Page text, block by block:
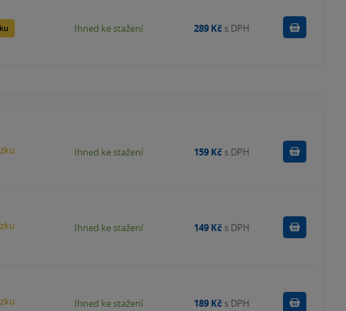
Ihned ke stažení 289 Kč s DPH Koupit
Ihned ke stažení 159 Kč s DPH Koupit
Ihned ke stažení 149 Kč s DPH Koupit
Ihned ke stažení 189 Kč s DPH Koupit